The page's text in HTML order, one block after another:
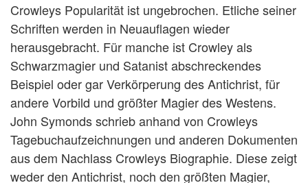
Crowleys Popularität ist ungebrochen. Etliche seiner
Schriften werden in Neuauflagen wieder
herausgebracht. Für manche ist Crowley als
Schwarzmagier und Satanist abschreckendes
Beispiel oder gar Verkörperung des Antichrist, für
andere Vorbild und größter Magier des Westens.
John Symonds schrieb anhand von Crowleys
Tagebuchaufzeichnungen und anderen Dokumenten
aus dem Nachlass Crowleys Biographie. Diese zeigt
weder den Antichrist, noch den größten Magier,